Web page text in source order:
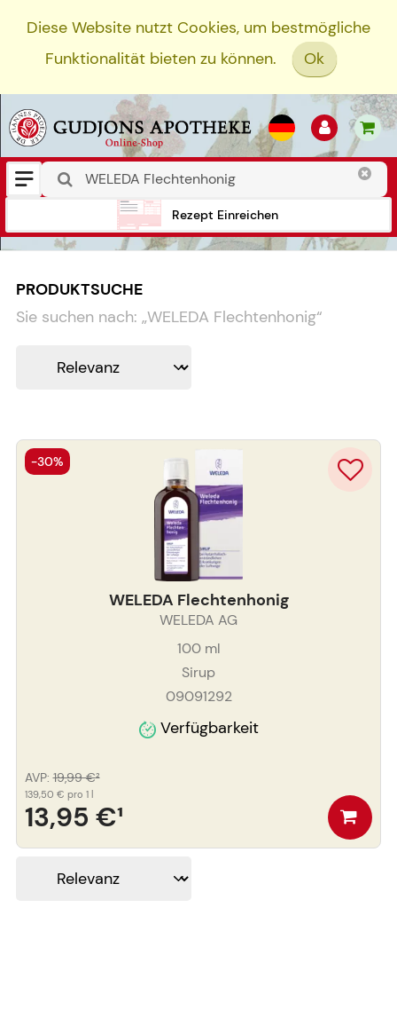
Diese Website nutzt Cookies, um bestmögliche
Funktionalität bieten zu können.
Ok
Rezept Einreichen
PRODUKTSUCHE
Sie suchen nach: „WELEDA Flechtenhonig“
WELEDA Flechtenhonig
WELEDA AG
100ml
Sirup
09091292
Verfügbarkeit
13,95 €¹
AVP: 19,99 €²
139,50 € pro 1 l
-30%